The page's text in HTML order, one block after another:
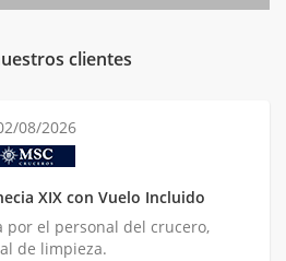
clientes
08/2026
XIX con Vuelo Incluido
por el personal del crucero,
de limpieza.